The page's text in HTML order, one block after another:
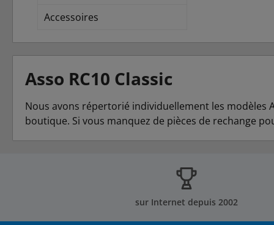
Accessoires
Asso RC10 Classic
Nous avons répertorié individuellement les modèles
boutique. Si vous manquez de pièces de rechange
sur Internet depuis 2002